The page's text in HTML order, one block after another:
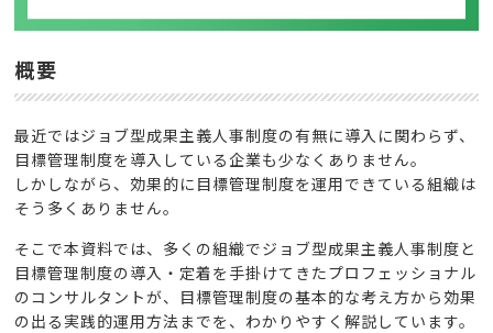
概要
最近ではジョブ型成果主義人事制度の有無に導入に関わらず、
目標管理制度を導入している企業も少なくありません。
しかしながら、効果的に目標管理制度を運用できている組織は
そう多くありません。
そこで本資料では、多くの組織でジョブ型成果主義人事制度と
目標管理制度の導入・定着を手掛けてきたプロフェッショナル
のコンサルタントが、目標管理制度の基本的な考え方から効果
の出る実践的運用方法までを、わかりやすく解説しています。